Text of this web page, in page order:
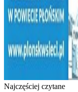
Najczęściej czytane